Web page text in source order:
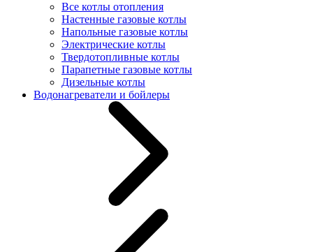
Все котлы отопления
Настенные газовые котлы
Напольные газовые котлы
Электрические котлы
Твердотопливные котлы
Парапетные газовые котлы
Дизельные котлы
Водонагреватели и бойлеры